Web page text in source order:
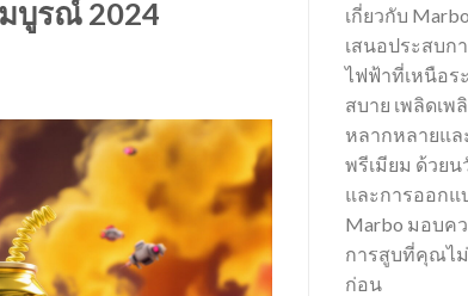
มบูรณ์ 2024
เกี่ยวกับ
เสนอประสบก
ไฟฟ้าที่เหนือร
สบาย เพลิดเ
หลากหลายแ
พรีเมียม ด้วย
และการออก
Marbo มอบค
การสูบที่คุณไ
ก่อน